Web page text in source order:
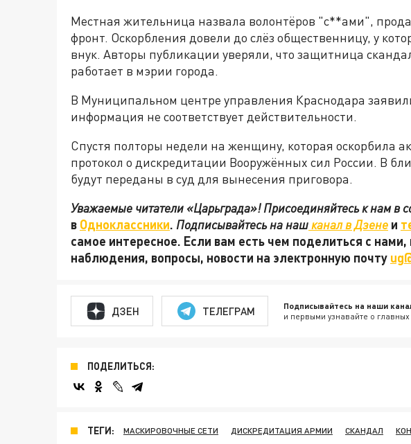
Местная жительница назвала волонтёров "с**ами",
фронт. Оскорбления довели до слёз общественницу, у
внук. Авторы публикации уверяли, что защитница
работает в мэрии города.
В Муниципальном центре управления Краснодара
информация не соответствует действительности.
Спустя полторы недели на женщину, которая оскорбила
протокол о дискредитации Вооружённых сил России. В
будут переданы в суд для вынесения приговора.
Уважаемые читатели «Царьграда»! Присоединяйтесь к нам в
в Одноклассники. Подписывайтесь на нашканал в Дзене и
самое интересное. Если вам есть чем поделиться с
наблюдения, вопросы, новости на электронную почту
ДЗЕН ТЕЛЕГРАМ Подписывайтесь на наши
и первыми узнавайте о
ПОДЕЛИТЬСЯ:
ТЕГИ: МАСКИРОВОЧНЫЕ СЕТИ ДИСКРЕДИТАЦИЯ АРМИИ СКАНДАЛ